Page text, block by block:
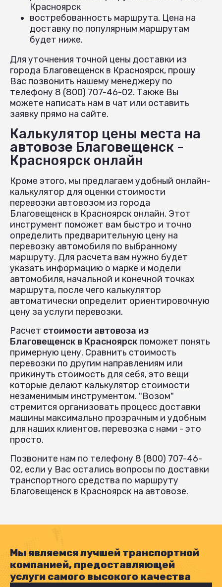
Красноярск
востребованность маршрута. Цена на
доставку по популярным маршрутам
будет ниже.
Для уточнения точной цены доставки из
города Благовещенск в Красноярск, прошу
Вас позвонить нашему менеджеру по
телефону 8 (800) 707-46-02. Также Вы
можете написать нам в чат или оставить
заявку прямо на сайте.
Калькулятор цены места на
автовозе Благовещенск -
Красноярск онлайн
Кроме этого, мы предлагаем удобный онлайн-
калькулятор для оценки стоимости
перевозки автовозом из города
Благовещенск в Красноярск онлайн. Этот
инструмент поможет вам быстро и точно
определить предварительную цену на
перевозку автомобиля по выбранному
маршруту. Для расчета вам нужно будет
указать информацию о марке и модели
автомобиля, начальной и конечной точках
маршрута, после чего калькулятор
автоматически определит ориентировочную
цену за услуги перевозки.
Расчет стоимости автовоза из
Благовещенск в Красноярск поможет понять
примерную цену. Сравнить стоимость
перевозки по другим направлениям или
прикинуть стоимость для себя, это вещи
которые делают калькулятор стоимости
незаменимым инструментом. "Возом"
стремится организовать процесс доставки
машины максимально прозрачным и удобным
для наших клиентов, перевозка с нами - это
просто.
Позвоните нам по телефону 8 (800) 707-46-
02, если у Вас остались вопросы по доставки
транспортного средства по маршруту
Благовещенск в Красноярск на автовозе.
Мы являемся лучшей транспортной
компанией, предоставляющей
услуги самого высокого качества